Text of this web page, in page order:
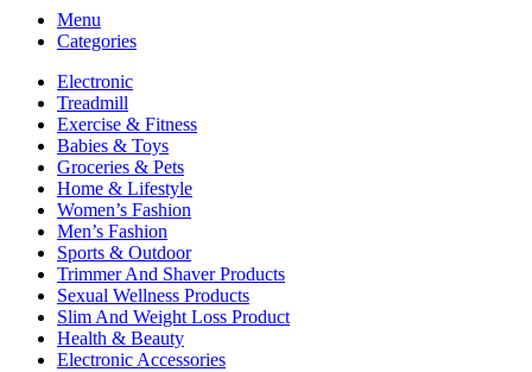
Menu
Categories
Electronic
Treadmill
Exercise & Fitness
Babies & Toys
Groceries & Pets
Home & Lifestyle
Women’s Fashion
Men’s Fashion
Sports & Outdoor
Trimmer And Shaver Products
Sexual Wellness Products
Slim And Weight Loss Product
Health & Beauty
Electronic Accessories